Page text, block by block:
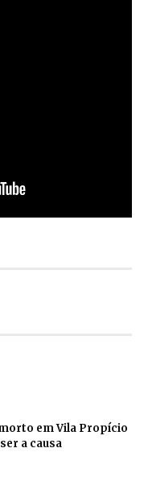
em Vila Propício
a causa